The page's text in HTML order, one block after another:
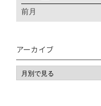
前月
アーカイブ